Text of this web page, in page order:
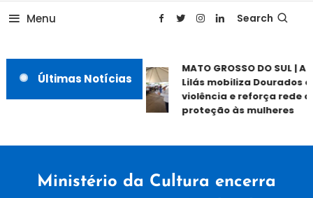
Menu Search
Últimas Notícias
MATO GROSSO DO SUL |
Lilás mobiliza Dourados
violência e reforça rede de
proteção às mulheres
Ministério da Cultura encerra